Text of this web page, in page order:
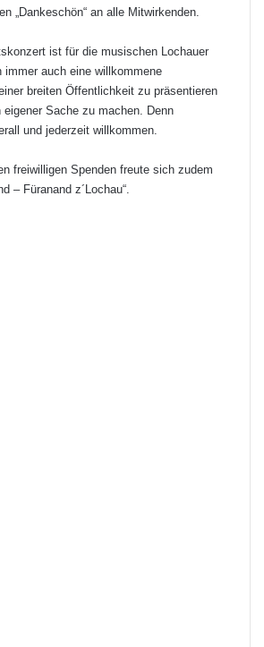
„Dankeschön“ an alle Mitwirkenden.
ist für die musischen Lochauer
immer auch eine willkommene
breiten Öffentlichkeit zu präsentieren
eigener Sache zu machen. Denn
und jederzeit willkommen.
freiwilligen Spenden freute sich zudem
– Füranand z´Lochau“.